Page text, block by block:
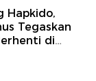
Hapkido,
Tegaskan
di